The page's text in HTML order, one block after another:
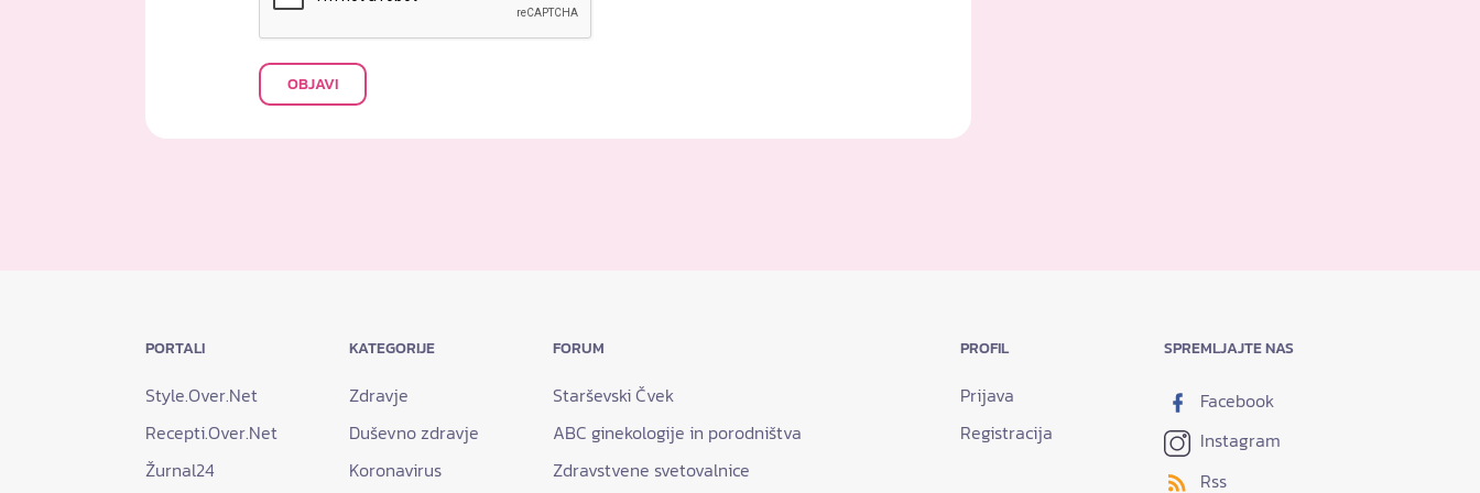
OBJAVI
PORTALI
Style.Over.Net
Recepti.Over.Net
Žurnal24
KATEGORIJE
Zdravje
Duševno zdravje
Koronavirus
FORUM
Starševski Čvek
ABC ginekologije in porodništva
Zdravstvene svetovalnice
PROFIL
Prijava
Registracija
SPREMLJAJTE NAS
Facebook
Instagram
Rss